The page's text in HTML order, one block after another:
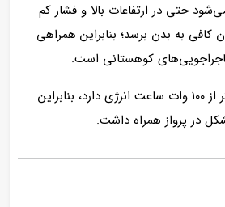
حتی در ارتفاعات بالا و فشار کم
اکسیژن کافی به بدن برسد؛ بنابراین همراهی
کوهستانی است.
باتری این محصول کمتر از ۱۰۰ وات ساعت انرژی دارد، بنابراین
در پرواز همراه داشت.